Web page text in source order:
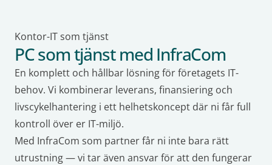
Kontor-IT som tjänst
PC som tjänst med InfraCom
En komplett och hållbar lösning för företagets IT-
behov. Vi kombinerar leverans, finansiering och
livscykelhantering i ett helhetskoncept där ni får full
kontroll över er IT-miljö.
Med InfraCom som partner får ni inte bara rätt
utrustning — vi tar även ansvar för att den fungerar